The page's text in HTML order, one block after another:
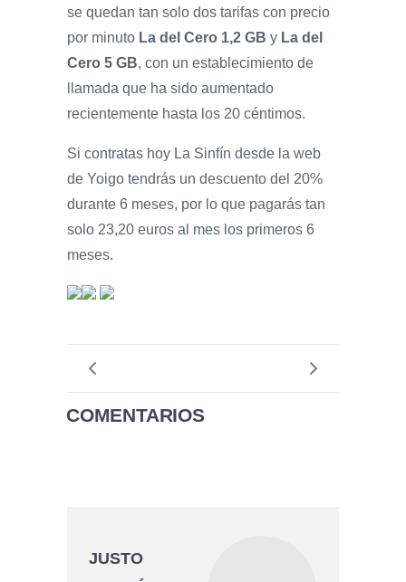
se quedan tan solo dos tarifas con precio
por minuto La del Cero 1,2 GB y La del
Cero 5 GB, con un establecimiento de
llamada que ha sido aumentado
recientemente hasta los 20 céntimos.
Si contratas hoy La Sinfín desde la web
de Yoigo tendrás un descuento del 20%
durante 6 meses, por lo que pagarás tan
solo 23,20 euros al mes los primeros 6
meses.
COMENTARIOS
JUSTO